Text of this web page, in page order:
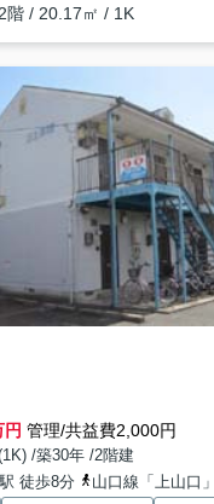
2階 / 20.17㎡ / 1K
円 管理/共益費2,000円
/築30年 /2階建
徒歩8分
山口線「上山口